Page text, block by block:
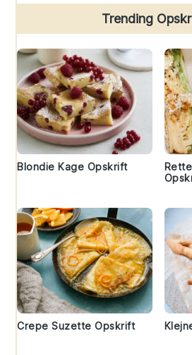
Trending
Blondie Kage Opskrift
Crepe Suzette Opskrift